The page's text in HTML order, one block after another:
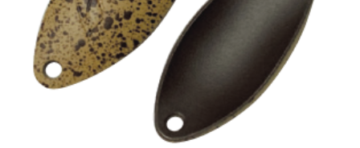
ティモン(TIMON)
DeepParadox
ベルベットアーツ